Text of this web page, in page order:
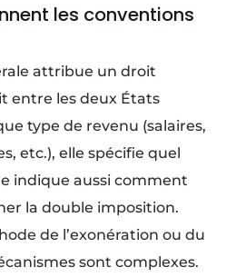
les conventions
attribue un droit
entre les deux États
type de revenu (salaires,
etc.), elle spécifie quel
indique aussi comment
la double imposition.
de l’exonération ou du
sont complexes.